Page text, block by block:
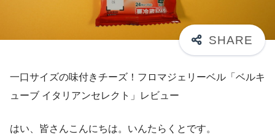
一口サイズの味付きチーズ！フロマジェリーベル「ベルキ
ューブ イタリアンセレクト」レビュー
はい、皆さんこんにちは。いんたらくとです。